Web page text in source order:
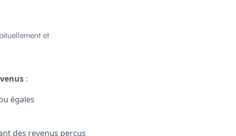
et
:
égales
des revenus perçus